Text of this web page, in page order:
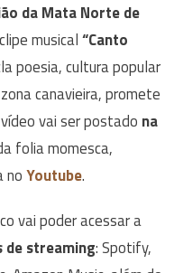
da Mata Norte de
musical“Canto
poesia, cultura popular
canavieira, promete
vai ser postado na
folia momesca,
noYoutube.
vai poder acessar a
streaming: Spotify,